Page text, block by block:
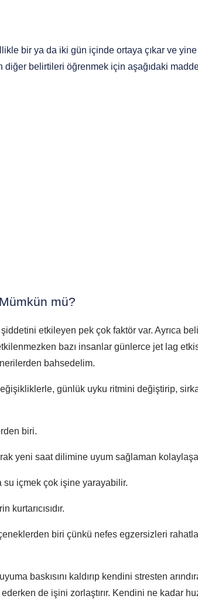
bir ya da iki gün içinde ortaya çıkar ve
belirtileri öğrenmek için aşağıdaki
mü?
etkileyen pek çok faktör var. Ayrıca
bazı insanlar günlerce jet lag
bahsedelim.
günlük uyku ritmini değiştirip,
biri.
yeni saat dilimine uyum sağlaman
su içmek çok işine yarayabilir.
kurtarıcısıdır.
biri çünkü nefes egzersizleri
baskısını kaldırıp kendini stresten
de işini zorlaştırır. Kendini ne kadar